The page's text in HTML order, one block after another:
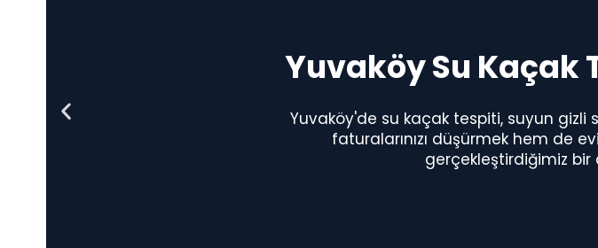
Yuvaköy Su Kaçak
Yuvaköy'de su kaçak tespiti, suyun gizli
faturalarınızı düşürmek hem de
gerçekleştirdiğimiz